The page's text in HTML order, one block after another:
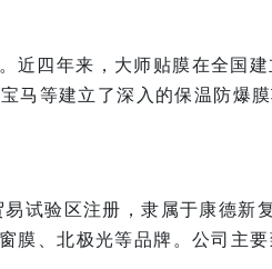
近四年来，大师贴膜在全国
马等建立了深入的保温防爆
试验区注册，隶属于康德新
膜、北极光等品牌。公司主